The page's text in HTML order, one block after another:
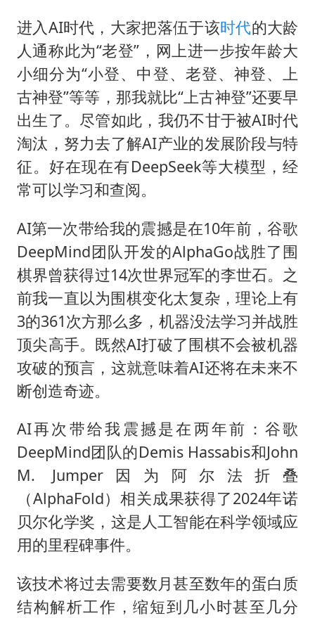
进入AI时代，大家把落伍于该时代的大龄
人通称此为“老登”，网上进一步按年龄大
小细分为“小登、中登、老登、神登、上
古神登”等等，那我就比“上古神登”还要早
出生了。尽管如此，我仍不甘于被AI时代
淘汰，努力去了解AI产业的发展阶段与特
征。好在现在有DeepSeek等大模型，经
常可以学习和查阅。
AI第一次带给我的震撼是在10年前，谷歌
DeepMind团队开发的AlphaGo战胜了围
棋界曾获得过14次世界冠军的李世石。之
前我一直以为围棋变化太复杂，理论上有
3的361次方那么多，机器没法学习并战胜
顶尖高手。既然AI打破了围棋不会被机器
攻破的预言，这就意味着AI还将在未来不
断创造奇迹。
AI再次带给我震撼是在两年前：谷歌
DeepMind团队的Demis Hassabis和John
M. Jumper因为阿尔法折叠
（AlphaFold）相关成果获得了‌2024年诺
贝尔化学奖‌，这是人工智能在科学领域应
用的里程碑事件。
该技术将过去需要数月甚至数年的蛋白质
结构解析工作，缩短到几小时甚至几分